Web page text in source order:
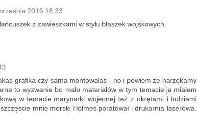
2016 18:33
z zawieszkami w stylu blaszek wojskowych.
grafika czy sama montowałaś - no i powiem że narzekamy
to wyzwanie bo mało materiałów w tym temacie ja miałam
w temacie marynarki wojennej też z okrętami i łodziami
mnie morski Holmes poratował i drukarnia laserowa.